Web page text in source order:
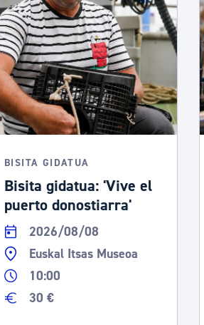
BISITA GIDATUA
Bisita gidatua: 'Vive el
puerto donostiarra'
2026/08/08
Euskal Itsas Museoa
10:00
30 €